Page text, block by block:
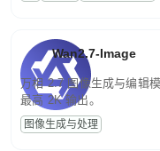
Wan2.7-Image
万相 2.7 图像生成与编辑
最高 2K 输出。
图像生成与处理